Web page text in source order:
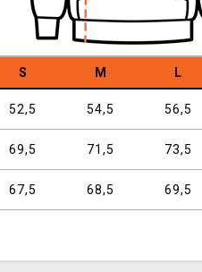
S M L
52,5 54,5 56,5
69,5 71,5 73,5
67,5 68,5 69,5